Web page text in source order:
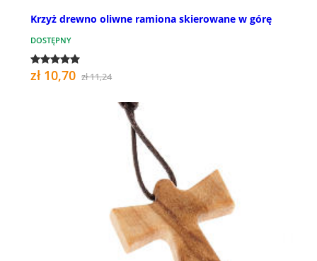
Krzyż drewno oliwne ramiona skierowane w górę
DOSTĘPNY
zł 10,70 zł 11,24